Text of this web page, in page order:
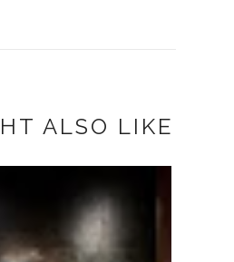
ALSO LIKE